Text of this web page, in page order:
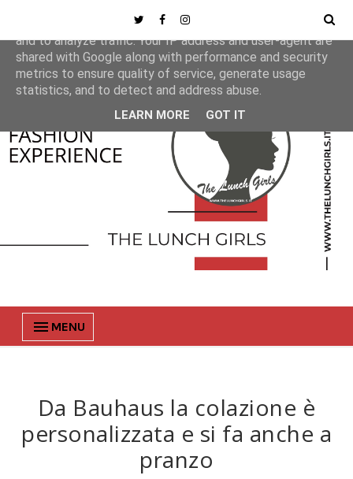
MENU
Da Bauhaus la colazione è
personalizzata e si fa anche a
pranzo
This site uses cookies from Google to deliver its services
and to analyze traffic. Your IP address and user-agent are
shared with Google along with performance and security
metrics to ensure quality of service, generate usage
statistics, and to detect and address abuse.
LEARN MORE GOT IT